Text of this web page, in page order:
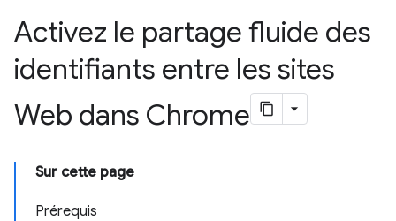
Activez le partage fluide des
identifiants entre les sites
Web dans Chrome
Sur cette page
Prérequis